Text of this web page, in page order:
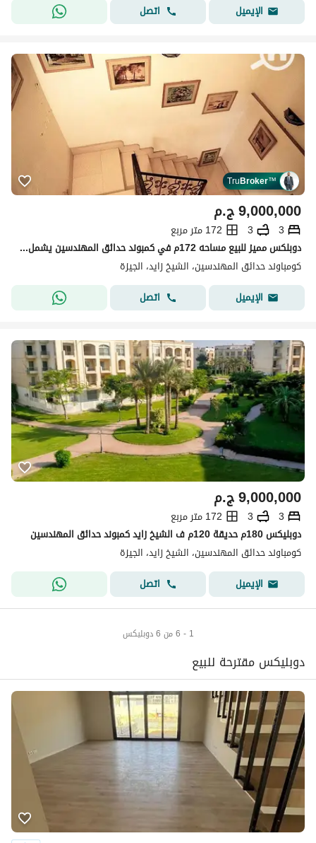
الإيميل
اتصل
TruBroker™
ج.م9,000,000
3
3
172 متر مربع
دوبلكس مميز للبيع مساحه 172م في كمبوند حدائق المهندسين يشمل جاردن مساحه 120م وباكيه للجراج تساع 3 سيارات
كومباوند حدائق المهندسين، الشيخ زايد، الجيزة
الإيميل
اتصل
ج.م9,000,000
3
3
172 متر مربع
دوبليكس 180م حديقة 120م ف الشيخ زايد كمبوند حدائق المهندسين
كومباوند حدائق المهندسين، الشيخ زايد، الجيزة
الإيميل
اتصل
1 - 6 من 6 دوبليكس
دوبليكس مقترحة للبيع